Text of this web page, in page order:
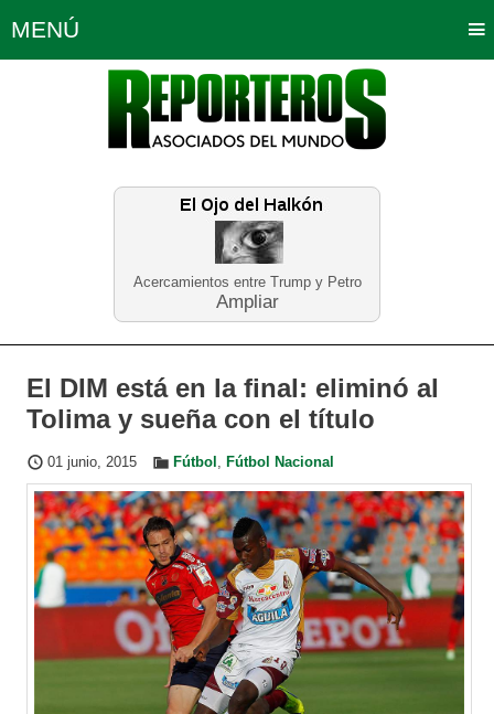
Acercamientos entre Trump y Petro
Ampliar
MENÚ
Política Opinión Bogotá
Planeta Tierra Deportes
Educación Neira
El DIM está en la final: eliminó al
Tolima y sueña con el título
01 junio, 2015 Fútbol , Fútbol Nacional